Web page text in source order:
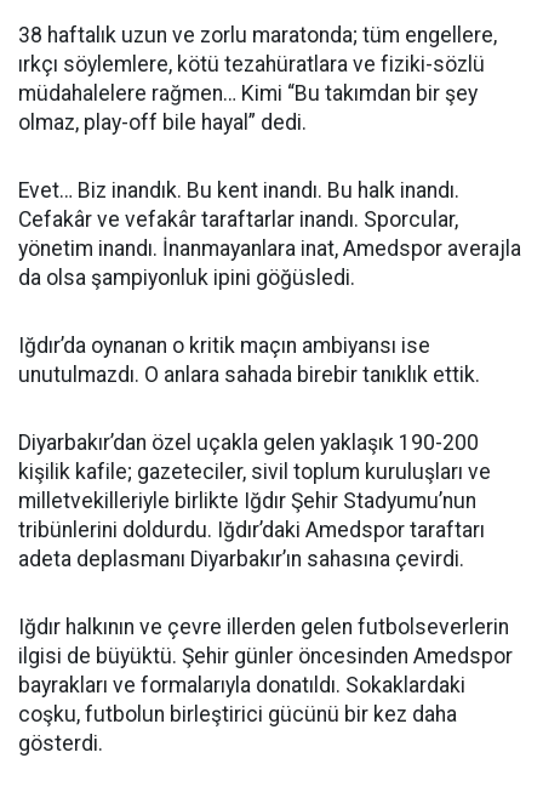
38 haftalık uzun ve zorlu maratonda; tüm engellere,
ırkçı söylemlere, kötü tezahüratlara ve fiziki-sözlü
müdahalelere rağmen… Kimi “Bu takımdan bir şey
olmaz, play-off bile hayal” dedi.
Evet… Biz inandık. Bu kent inandı. Bu halk inandı.
Cefakâr ve vefakâr taraftarlar inandı. Sporcular,
yönetim inandı. İnanmayanlara inat, Amedspor averajla
da olsa şampiyonluk ipini göğüsledi.
Iğdır’da oynanan o kritik maçın ambiyansı ise
unutulmazdı. O anlara sahada birebir tanıklık ettik.
Diyarbakır’dan özel uçakla gelen yaklaşık 190-200
kişilik kafile; gazeteciler, sivil toplum kuruluşları ve
milletvekilleriyle birlikte Iğdır Şehir Stadyumu’nun
tribünlerini doldurdu. Iğdır’daki Amedspor taraftarı
adeta deplasmanı Diyarbakır’ın sahasına çevirdi.
Iğdır halkının ve çevre illerden gelen futbolseverlerin
ilgisi de büyüktü. Şehir günler öncesinden Amedspor
bayrakları ve formalarıyla donatıldı. Sokaklardaki
coşku, futbolun birleştirici gücünü bir kez daha
gösterdi.